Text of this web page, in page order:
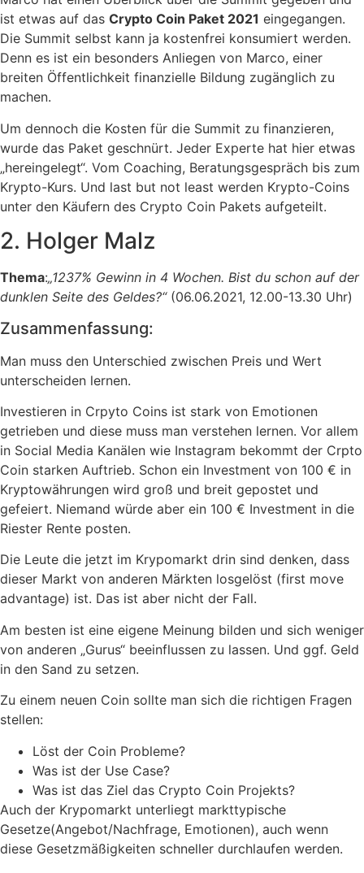
ist etwas auf das Crypto Coin Paket 2021 eingegangen.
Die Summit selbst kann ja kostenfrei konsumiert werden.
Denn es ist ein besonders Anliegen von Marco, einer
breiten Öffentlichkeit finanzielle Bildung zugänglich zu
machen.
Um dennoch die Kosten für die Summit zu finanzieren,
wurde das Paket geschnürt. Jeder Experte hat hier etwas
„hereingelegt“. Vom Coaching, Beratungsgespräch bis zum
Krypto-Kurs. Und last but not least werden Krypto-Coins
unter den Käufern des Crypto Coin Pakets aufgeteilt.
2. Holger Malz
Thema:„1237% Gewinn in 4 Wochen. Bist du schon auf der
dunklen Seite des Geldes?“ (06.06.2021, 12.00-13.30 Uhr)
Zusammenfassung:
Man muss den Unterschied zwischen Preis und Wert
unterscheiden lernen.
Investieren in Crpyto Coins ist stark von Emotionen
getrieben und diese muss man verstehen lernen. Vor allem
in Social Media Kanälen wie Instagram bekommt der Crpto
Coin starken Auftrieb. Schon ein Investment von 100 € in
Kryptowährungen wird groß und breit gepostet und
gefeiert. Niemand würde aber ein 100 € Investment in die
Riester Rente posten.
Die Leute die jetzt im Krypomarkt drin sind denken, dass
dieser Markt von anderen Märkten losgelöst (first move
advantage) ist. Das ist aber nicht der Fall.
Am besten ist eine eigene Meinung bilden und sich weniger
von anderen „Gurus“ beeinflussen zu lassen. Und ggf. Geld
in den Sand zu setzen.
Zu einem neuen Coin sollte man sich die richtigen Fragen
stellen:
Löst der Coin Probleme?
Was ist der Use Case?
Was ist das Ziel das Crypto Coin Projekts?
Auch der Krypomarkt unterliegt markttypische
Gesetze(Angebot/Nachfrage, Emotionen), auch wenn
diese Gesetzmäßigkeiten schneller durchlaufen werden.